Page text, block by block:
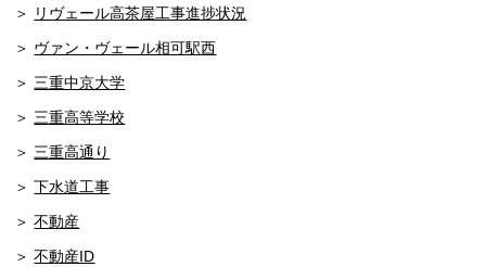
リヴェール高茶屋工事進捗状況
ヴァン・ヴェール相可駅西
三重中京大学
三重高等学校
三重高通り
下水道工事
不動産
不動産ID